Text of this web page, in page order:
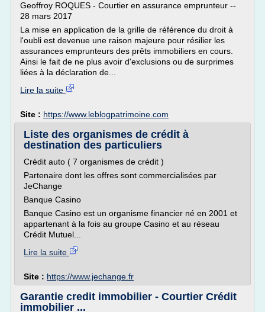
Geoffroy ROQUES - Courtier en assurance emprunteur --
28 mars 2017
La mise en application de la grille de référence du droit à
l'oubli est devenue une raison majeure pour résilier les
assurances emprunteurs des prêts immobiliers en cours.
Ainsi le fait de ne plus avoir d'exclusions ou de surprimes
liées à la déclaration de...
Lire la suite
Site : https://www.leblogpatrimoine.com
Liste des organismes de crédit à
destination des particuliers
Crédit auto ( 7 organismes de crédit )
Partenaire dont les offres sont commercialisées par
JeChange
Banque Casino
Banque Casino est un organisme financier né en 2001 et
appartenant à la fois au groupe Casino et au réseau
Crédit Mutuel...
Lire la suite
Site : https://www.jechange.fr
Garantie credit immobilier - Courtier Crédit
immobilier ...